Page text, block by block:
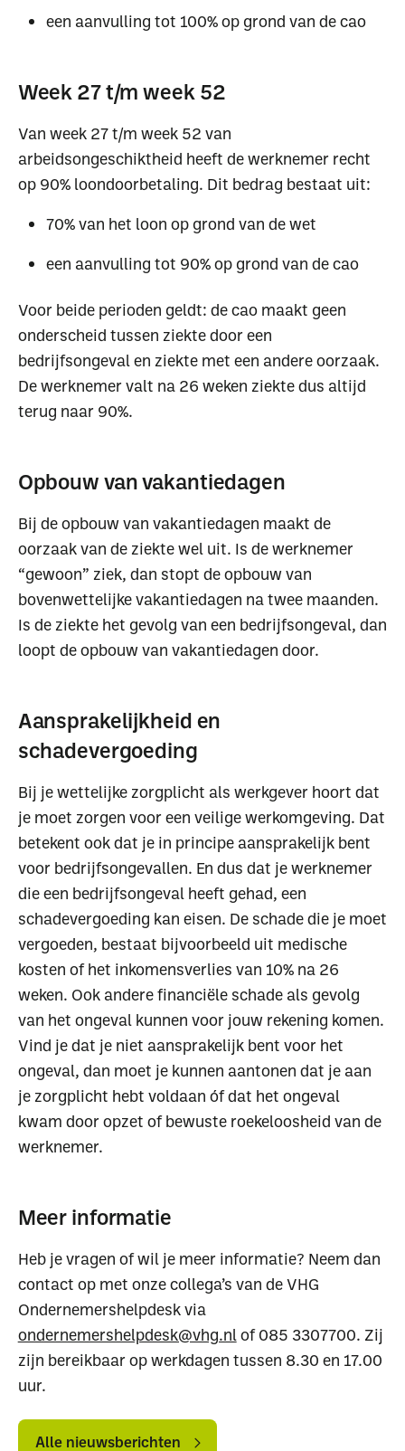
Waar ben je naar op
zoek?
Uitgelichte pagina’s
Alle downloads Alle thema's Vind een
een aanvulling tot 100% op grond van de cao
Week 27 t/m week 52
Van week 27 t/m week 52 van
arbeidsongeschiktheid heeft de werknemer recht
op 90% loondoorbetaling. Dit bedrag bestaat uit:
70% van het loon op grond van de wet
een aanvulling tot 90% op grond van de cao
Voor beide perioden geldt: de cao maakt geen
onderscheid tussen ziekte door een
bedrijfsongeval en ziekte met een andere oorzaak.
De werknemer valt na 26 weken ziekte dus altijd
terug naar 90%.
Opbouw van vakantiedagen
Bij de opbouw van vakantiedagen maakt de
oorzaak van de ziekte wel uit. Is de werknemer
“gewoon” ziek, dan stopt de opbouw van
bovenwettelijke vakantiedagen na twee maanden.
Is de ziekte het gevolg van een bedrijfsongeval, dan
loopt de opbouw van vakantiedagen door.
Aansprakelijkheid en
schadevergoeding
Bij je wettelijke zorgplicht als werkgever hoort dat
je moet zorgen voor een veilige werkomgeving. Dat
betekent ook dat je in principe aansprakelijk bent
voor bedrijfsongevallen. En dus dat je werknemer
die een bedrijfsongeval heeft gehad, een
schadevergoeding kan eisen. De schade die je moet
vergoeden, bestaat bijvoorbeeld uit medische
kosten of het inkomensverlies van 10% na 26
weken. Ook andere financiële schade als gevolg
van het ongeval kunnen voor jouw rekening komen.
Vind je dat je niet aansprakelijk bent voor het
ongeval, dan moet je kunnen aantonen dat je aan
je zorgplicht hebt voldaan óf dat het ongeval
kwam door opzet of bewuste roekeloosheid van de
werknemer.
Meer informatie
Heb je vragen of wil je meer informatie? Neem dan
contact op met onze collega’s van de VHG
Ondernemershelpdesk via
ondernemershelpdesk@vhg.nl of 085 3307700. Zij
zijn bereikbaar op werkdagen tussen 8.30 en 17.00
uur.
nieuwsberichten
nieuwsberichten
Alle nieuwsberichten